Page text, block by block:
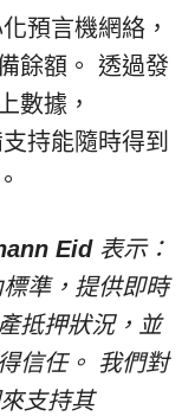
預言機網絡，
餘額。 透過發
數據，
持能隨時得到
Eid表示：
標準，提供即時
抵押狀況，並
信任。 我們對
支持其